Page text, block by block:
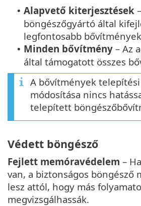
• Alapvető kiterjesztések
böngészőgyártó által
legfontosabb
• Minden bővítmény – Az
által támogatott összes
A bővítmények
módosítása nincs
telepített
Védett böngésző
Fejlett memóravédelem –
van, a biztonságos böngésző
lesz attól, hogy más
megvizsgálhassák.